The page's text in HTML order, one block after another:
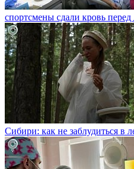
спортсмены сдали кровь
Сибири: как не заблудиться в